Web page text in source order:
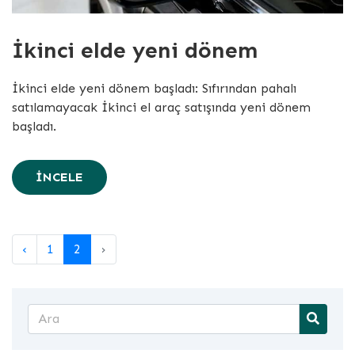
İkinci elde yeni dönem
İkinci elde yeni dönem başladı: Sıfırından pahalı
satılamayacak İkinci el araç satışında yeni dönem
başladı.
İNCELE
‹ 1 2 ›